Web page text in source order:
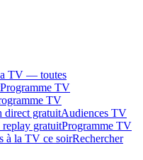
TV — toutes
Programme TV
TV
direct gratuitAudiences TV
gratuitProgramme TV
à la TV ce soirRechercher